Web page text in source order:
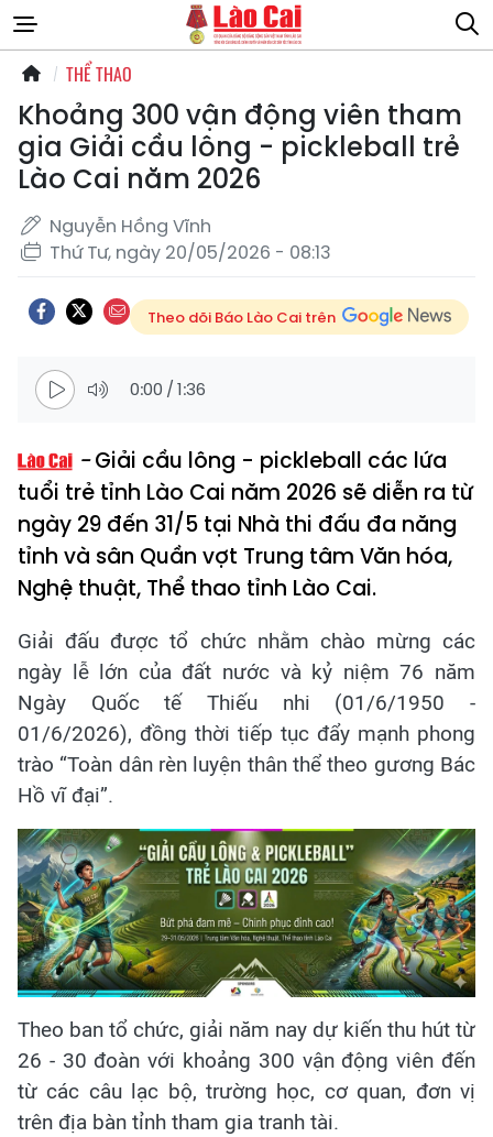
THỂ THAO
Khoảng 300 vận động viên tham
gia Giải cầu lông - pickleball trẻ
Lào Cai năm 2026
Nguyễn Hồng Vĩnh
Thứ Tư, ngày 20/05/2026 - 08:13
Theo dõi Báo Lào Cai trên
0:00 /1:36
Giải cầu lông - pickleball các lứa
tuổi trẻ tỉnh Lào Cai năm 2026 sẽ diễn ra từ
ngày 29 đến 31/5 tại Nhà thi đấu đa năng
tỉnh và sân Quần vợt Trung tâm Văn hóa,
Nghệ thuật, Thể thao tỉnh Lào Cai.
Giải đấu được tổ chức nhằm chào mừng các
ngày lễ lớn của đất nước và kỷ niệm 76 năm
Ngày Quốc tế Thiếu nhi (01/6/1950 -
01/6/2026), đồng thời tiếp tục đẩy mạnh phong
trào “Toàn dân rèn luyện thân thể theo gương Bác
Hồ vĩ đại”.
Theo ban tổ chức, giải năm nay dự kiến thu hút từ
26 - 30 đoàn với khoảng 300 vận động viên đến
từ các câu lạc bộ, trường học, cơ quan, đơn vị
trên địa bàn tỉnh tham gia tranh tài.